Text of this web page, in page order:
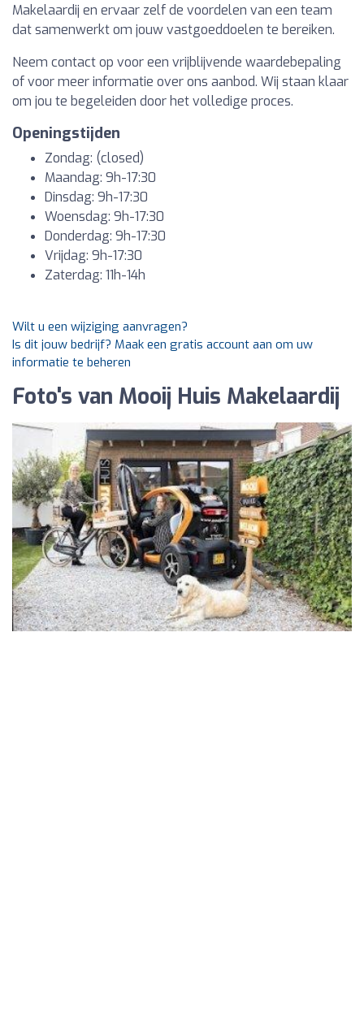
Makelaardij en ervaar zelf de voordelen van een team
dat samenwerkt om jouw vastgoeddoelen te bereiken.
Neem contact op voor een vrijblijvende waardebepaling
of voor meer informatie over ons aanbod. Wij staan klaar
om jou te begeleiden door het volledige proces.
Openingstijden
Zondag: (closed)
Maandag: 9h-17:30
Dinsdag: 9h-17:30
Woensdag: 9h-17:30
Donderdag: 9h-17:30
Vrijdag: 9h-17:30
Zaterdag: 11h-14h
Wilt u een wijziging aanvragen?
Is dit jouw bedrijf? Maak een gratis account aan om uw
informatie te beheren
Foto's van Mooij Huis Makelaardij